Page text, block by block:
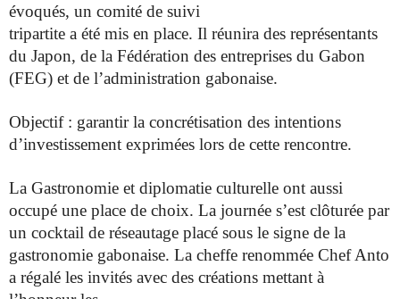
évoqués, un comité de suivi
tripartite a été mis en place. Il réunira des représentants
du Japon, de la Fédération des entreprises du Gabon
(FEG) et de l’administration gabonaise.
Objectif : garantir la concrétisation des intentions
d’investissement exprimées lors de cette rencontre.
La Gastronomie et diplomatie culturelle ont aussi
occupé une place de choix. La journée s’est clôturée par
un cocktail de réseautage placé sous le signe de la
gastronomie gabonaise. La cheffe renommée Chef Anto
a régalé les invités avec des créations mettant à